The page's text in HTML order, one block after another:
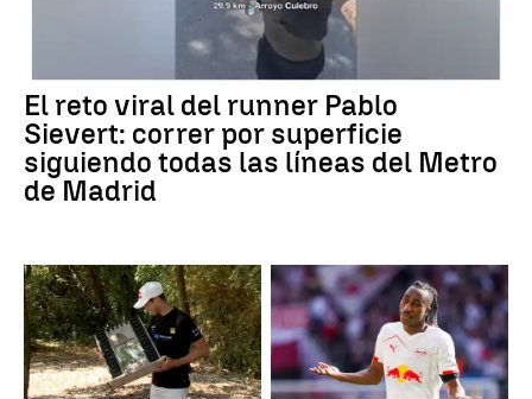
El reto viral del runner Pablo
Sievert: correr por superficie
siguiendo todas las líneas del Metro
de Madrid